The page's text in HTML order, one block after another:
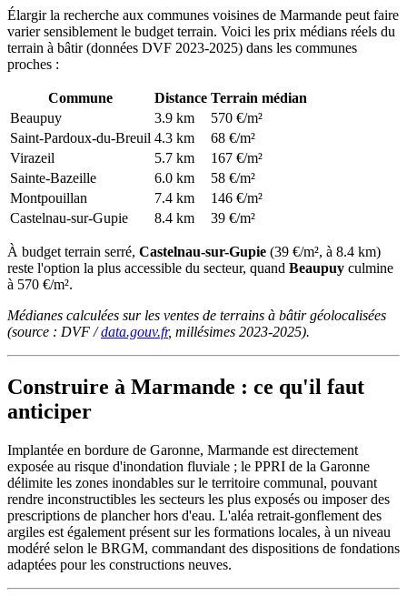
Élargir la recherche aux communes voisines de Marmande peut faire
varier sensiblement le budget terrain. Voici les prix médians réels du
terrain à bâtir (données DVF 2023-2025) dans les communes
proches :
Commune Distance Terrain médian
Beaupuy
3.9 km
570 €/m²
Saint-Pardoux-du-Breuil 4.3 km
68 €/m²
Virazeil
5.7 km
167 €/m²
Sainte-Bazeille
6.0 km
58 €/m²
Montpouillan
7.4 km
146 €/m²
Castelnau-sur-Gupie
8.4 km 39 €/m²
À budget terrain serré, Castelnau-sur-Gupie (39 €/m², à 8.4 km)
reste l'option la plus accessible du secteur, quand Beaupuy culmine
à 570 €/m².
Médianes calculées sur les ventes de terrains à bâtir géolocalisées
(source : DVF /data.gouv.fr, millésimes 2023-2025).
Construire à Marmande : ce qu'il faut
anticiper
Implantée en bordure de Garonne, Marmande est directement
exposée au risque d'inondation fluviale ; le PPRI de la Garonne
délimite les zones inondables sur le territoire communal, pouvant
rendre inconstructibles les secteurs les plus exposés ou imposer des
prescriptions de plancher hors d'eau. L'aléa retrait-gonflement des
argiles est également présent sur les formations locales, à un niveau
modéré selon le BRGM, commandant des dispositions de fondations
adaptées pour les constructions neuves.